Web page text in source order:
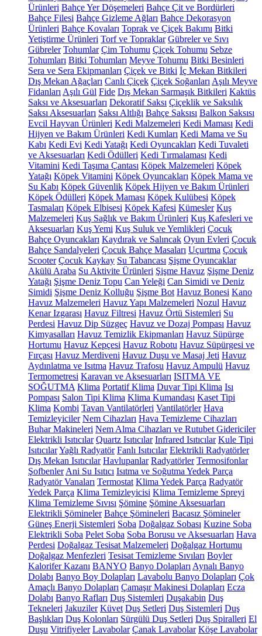
Ürünleri Bahçe Yer Döşemeleri Bahçe Çit ve Bordürleri
Bahçe Filesi Bahçe Gizleme Ağları Bahçe Dekorasyon
Ürünleri Bahçe Kovaları Toprak ve Çiçek Bakımı Bitki
Yetiştirme Ürünleri Torf ve Topraklar Gübreler ve Sıvı
Gübreler Tohumlar Çim Tohumu Çiçek Tohumu Sebze
Tohumları Bitki Tohumları Meyve Tohumu Bitki Besinleri
Sera ve Sera Ekipmanları Çiçek ve Bitki İç Mekan Bitkileri
Dış Mekan Ağaçları Canlı Çiçek Çiçek Soğanları Aşılı Meyve
Fidanları Aşılı Gül Fide Dış Mekan Sarmaşık Bitkileri Kaktüs
Saksı ve Aksesuarları Dekoratif Saksı Çiçeklik ve Saksılık
Saksı Aksesuarları Saksı Altlığı Bahçe Saksısı Balkon Saksısı
Evcil Hayvan Ürünleri Kedi Malzemeleri Kedi Maması Kedi
Hijyen ve Bakım Ürünleri Kedi Kumları Kedi Mama ve Su
Kabı Kedi Evi Kedi Yatağı Kedi Oyuncakları Kedi Tuvaleti
ve Aksesuarları Kedi Ödülleri Kedi Tırmalaması Kedi
Vitamini Kedi Taşıma Çantası Köpek Malzemeleri Köpek
Yatağı Köpek Vitamini Köpek Oyuncakları Köpek Mama ve
Su Kabı Köpek Güvenlik Köpek Hijyen ve Bakım Ürünleri
Köpek Ödülleri Köpek Maması Köpek Kulübesi Köpek
Tasmaları Köpek Elbisesi Köpek Kafesi Kümesler Kuş
Malzemeleri Kuş Sağlık ve Bakım Ürünleri Kuş Kafesleri ve
Aksesuarları Kuş Yemi Kuş Suluk ve Yemlikleri Çocuk
Bahçe Oyuncakları Kaydırak ve Salıncak Oyun Evleri Çocuk
Bahçe Sandalyeleri Çocuk Bahçe Masaları Uçurtma Çocuk
Scooter Çocuk Kaykay Su Tabancası Şişme Oyuncaklar
Akülü Araba Su Aktivite Ürünleri Şişme Havuz Şişme Deniz
Yatağı Şişme Deniz Topu Can Yeleği Can Simidi ve Deniz
Simidi Şişme Deniz Kolluğu Şişme Bot Havuz Bonesi Kano
Havuz Malzemeleri Havuz Yapı Malzemeleri Nozul Havuz
Kenar Izgarası Havuz Filtresi Havuz Örtü Sistemleri Su
Perdesi Havuz Dip Süzgeç Havuz ve Dozaj Pompası Havuz
Kimyasalları Havuz Temizlik Ekipmanları Havuz Süpürge
Hortumu Havuz Kepçesi Havuz Robotu Havuz Süpürgesi ve
Fırçası Havuz Merdiveni Havuz Duşu ve Masaj Jeti Havuz
Aydınlatma ve Isıtma Havuz Trafosu Havuz Ampulü Havuz
Termometresi Karavan ve Aksesuarları ISITMA VE
SOĞUTMA Klima Portatif Klima Duvar Tipi Klima Isı
Pompası Salon Tipi Klima Klima Kumandası Kaset Tipi
Klima Kombi Tavan Vantilatörleri Vantilatörler Hava
Temizleyiciler Nem Cihazları Hava Temizleme Cihazları
Buhar Makineleri Nem Alma Cihazları ve Rutubet Gidericiler
Elektrikli Isıtıcılar Quartz Isıtıcılar Infrared Isıtıcılar Kule Tipi
IsıtıcılarYağlı Radyatör Fanlı Isıtıcılar Elektrikli Radyatörler
Dış Mekan Isıtıcılar Havlupanlar Radyatörler Termosifonlar
Şofbenler Ani Su Isıtıcı Isıtma ve Soğutma Yedek Parça
Radyatör Vanaları Termostat Klima Yedek Parça Radyatör
Yedek Parça Klima Temizleyicisi Klima Temizleme Spreyi
Klima Temizleme Sıvısı Şömine Şömine Aksesuarları
Elektrikli Şömineler Bahçe Şömineleri Bacasız Şömineler
Güneş Enerji Sistemleri Soba Doğalgaz Sobası Kuzine Soba
Elektrikli Soba Pelet Soba Soba Borusu ve Aksesuarları Hava
Perdesi Doğalgaz Tesisat Malzemeleri Doğalgaz Hortumu
Doğalgaz Menfezleri Tesisat Temizleme Sıvıları Boyler
Kalorifer Kazanı BANYO Banyo Dolapları Aynalı Banyo
Dolabı Banyo Boy Dolapları Lavabolu Banyo Dolapları Çok
Amaçlı Banyo Dolapları Çamaşır Makinesi Dolapları Ecza
Dolabı Banyo Rafları Duş Sistemleri Duşakabin Duş
Tekneleri Jakuziler Küvet Duş Setleri Duş Sistemleri Duş
Başlıkları Duş Kolonları Sürgülü Duş Setleri Duş Spiralleri El
Duşu Vitrifiyeler Lavabolar Çanak Lavabolar Köşe Lavabolar